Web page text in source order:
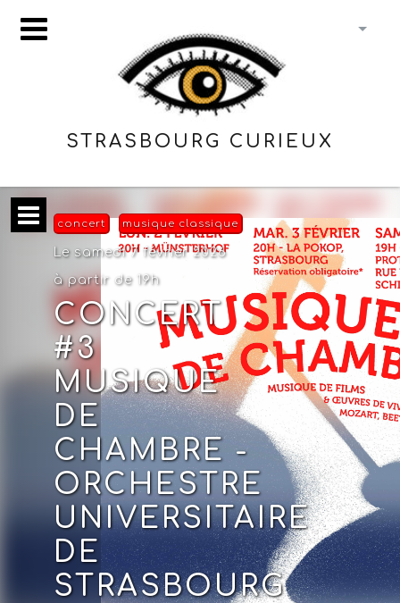
STRASBOURG CURIEUX
concert musique classique
Le samedi 7 février 2026
à partir de 19h
CONCERT
#3
MUSIQUE
DE
CHAMBRE -
ORCHESTRE
UNIVERSITAIRE
DE
STRASBOURG